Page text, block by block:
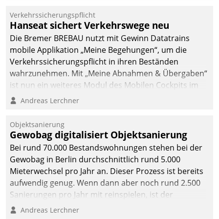
Verkehrssicherungspflicht
Hanseat sichert Verkehrswege neu
Die Bremer BREBAU nutzt mit Gewinn Datatrains
mobile Applikation „Meine Begehungen“, um die
Verkehrssicherungspflicht in ihren Beständen
wahrzunehmen. Mit „Meine Abnahmen & Übergaben“
ist nun ein weiteres Modul des Mobilen Cockpits im
Einsatz.
Andreas Lerchner
Objektsanierung
Gewobag digitalisiert Objektsanierung
Bei rund 70.000 Bestandswohnungen stehen bei der
Gewobag in Berlin durchschnittlich rund 5.000
Mieterwechsel pro Jahr an. Dieser Prozess ist bereits
aufwendig genug. Wenn dann aber noch rund 2.500
Sanierungen pro Jahr mit reinspielen, ist der
Betreuungs- und Organisationsaufwand immens. Im
Andreas Lerchner